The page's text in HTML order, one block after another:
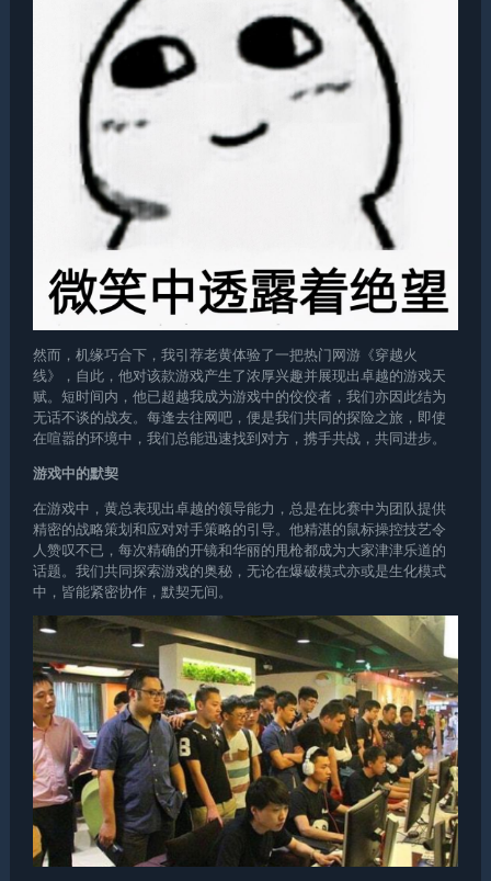
然而，机缘巧合下，我引荐老黄体验了一把热门网游《穿越火
线》，自此，他对该款游戏产生了浓厚兴趣并展现出卓越的游戏天
赋。短时间内，他已超越我成为游戏中的佼佼者，我们亦因此结为
无话不谈的战友。每逢去往网吧，便是我们共同的探险之旅，即使
在喧嚣的环境中，我们总能迅速找到对方，携手共战，共同进步。
游戏中的默契
在游戏中，黄总表现出卓越的领导能力，总是在比赛中为团队提供
精密的战略策划和应对对手策略的引导。他精湛的鼠标操控技艺令
人赞叹不已，每次精确的开镜和华丽的甩枪都成为大家津津乐道的
话题。我们共同探索游戏的奥秘，无论在爆破模式亦或是生化模式
中，皆能紧密协作，默契无间。